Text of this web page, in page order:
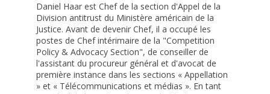
Daniel Haar est Chef de la section d'Appel de la
Division antitrust du Ministère américain de la
Justice. Avant de devenir Chef, il a occupé les
postes de Chef intérimaire de la "Competition
Policy & Advocacy Section", de conseiller de
l'assistant du procureur général et d'avocat de
première instance dans les sections « Appellation
» et « Télécommunications et médias ». En tant